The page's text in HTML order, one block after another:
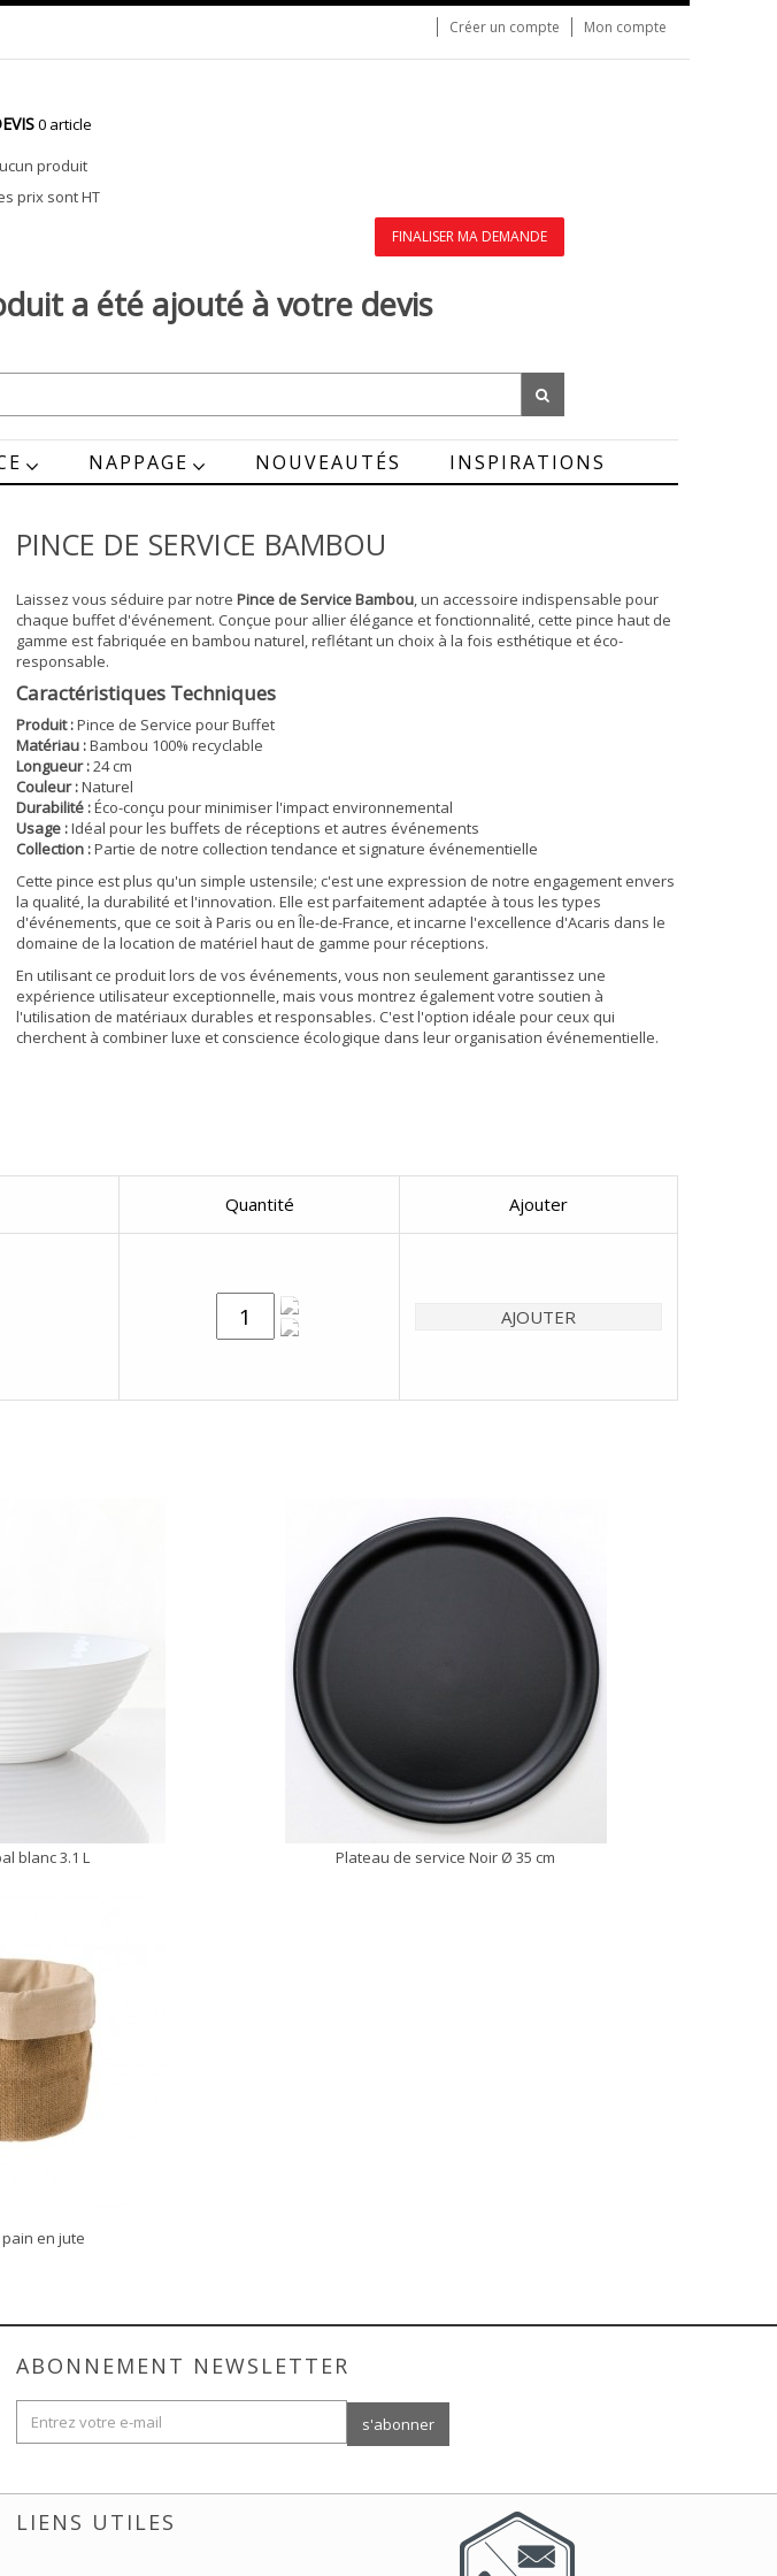
Créer un compte Mon compte
0 article
produit
prix sont HT
FINALISER MA DEMANDE
a été ajouté à votre devis
NAPPAGE NOUVEAUTÉS INSPIRATIONS
PINCE DE SERVICE BAMBOU
Laissez vous séduire par notre Pince de Service Bambou, un accessoire indispensable pour
chaque buffet d'événement. Conçue pour allier élégance et fonctionnalité, cette pince haut de
gamme est fabriquée en bambou naturel, reflétant un choix à la fois esthétique et éco-
responsable.
Caractéristiques Techniques
Produit :Pince de Service pour Buffet
Matériau :Bambou 100% recyclable
Longueur :24 cm
Couleur :Naturel
Durabilité :Éco-conçu pour minimiser l'impact environnemental
Usage :Idéal pour les buffets de réceptions et autres événements
Collection :Partie de notre collection tendance et signature événementielle
Cette pince est plus qu'un simple ustensile; c'est une expression de notre engagement envers
la qualité, la durabilité et l'innovation. Elle est parfaitement adaptée à tous les types
d'événements, que ce soit à Paris ou en Île-de-France, et incarne l'excellence d'Acaris dans le
domaine de la location de matériel haut de gamme pour réceptions.
En utilisant ce produit lors de vos événements, vous non seulement garantissez une
expérience utilisateur exceptionnelle, mais vous montrez également votre soutien à
l'utilisation de matériaux durables et responsables. C'est l'option idéale pour ceux qui
cherchent à combiner luxe et conscience écologique dans leur organisation événementielle.
Quantité Ajouter
blanc 3.1 L Plateau de service Noir Ø 35 cm
en jute
ABONNEMENT NEWSLETTER
LIENS UTILES